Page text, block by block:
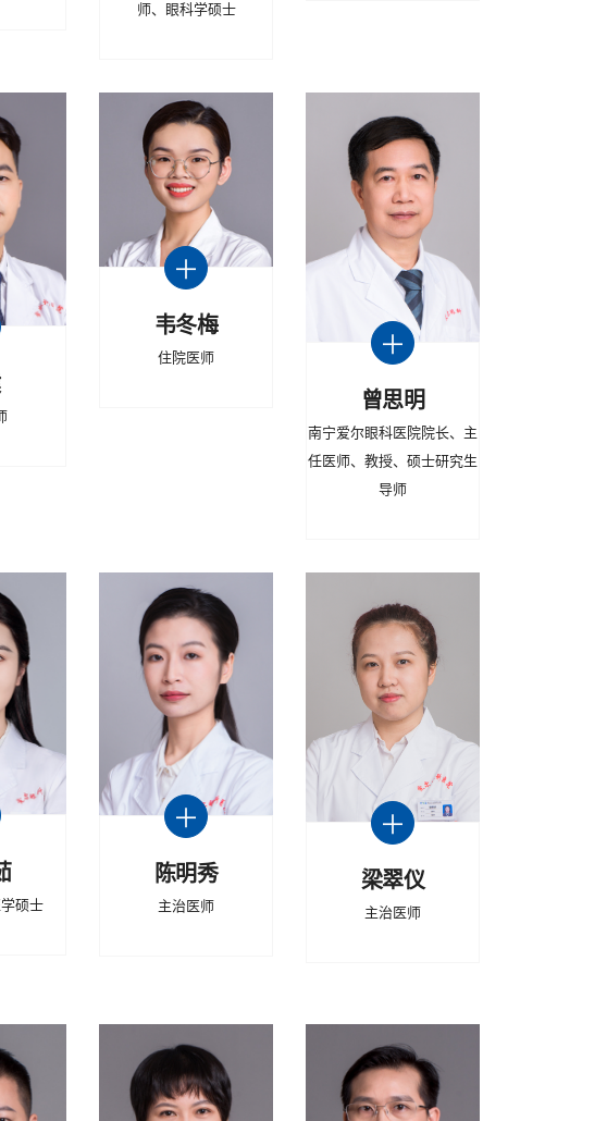
师、眼科学硕士
韦冬梅
住院医师
曾思明
南宁爱尔眼科医院院长、主
任医师、教授、硕士研究生
导师
硕士
陈明秀
主治医师
梁翠仪
主治医师